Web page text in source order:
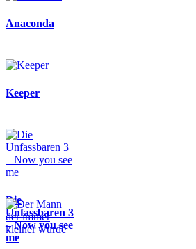
Anaconda
Keeper
Die
Unfassbaren 3
– Now you see
me